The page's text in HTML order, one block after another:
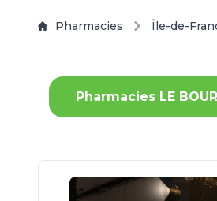
Pharmacies Île-de-
Pharmacies LE